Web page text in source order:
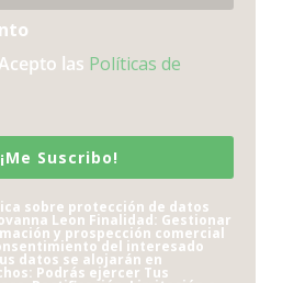
las Políticas de
¡Me Suscribo!
sobre protección de datos
Leon Finalidad: Gestionar
y prospección comercial
del interesado
datos se alojarán en
Podrás ejercer Tus